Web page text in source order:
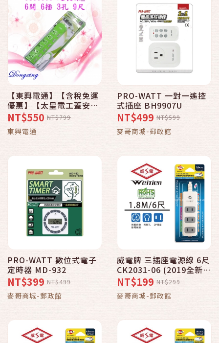
【東興電通】【含稅免運
優惠】【太星電工蓋安全
彩色六開六插電腦線
OC66309 延長線_6開 6
插 3孔 9尺】2.7m_台灣
NT$550 NT$799
東興電通
PRO-WATT 一對一遙控
式插座 BH9907U
NT$499 NT$599
麥哥商城-郵政館
PRO-WATT 數位式電子
定時器 MD-932
NT$399 NT$499
麥哥商城-郵政館
威電牌 三插座電源線 6尺
CK2031-06 (2019全新安
規)
NT$199 NT$299
麥哥商城-郵政館